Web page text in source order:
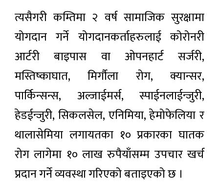
त्यसैगरी कम्तिमा २ वर्ष सामाजिक सुरक्षामा
योगदान गर्ने योगदानकर्ताहरुलाई कोरोनरी
आर्टरी बाइपास वा ओपनहार्ट सर्जरी,
मस्तिष्काघात, मिर्गौला रोग, क्यान्सर,
पार्किन्सन्स, अल्जाईमर्स, स्पाईनलाईन्जुरी,
हेडईन्जुरी, सिकलसेल, एनिमिया, हेमोफेलिया र
थालासेमिया लगायतका १० प्रकारका घातक
रोग लागेमा १० लाख रुपैयाँसम्म उपचार खर्च
प्रदान गर्ने व्यवस्था गरिएको बताइएको छ ।